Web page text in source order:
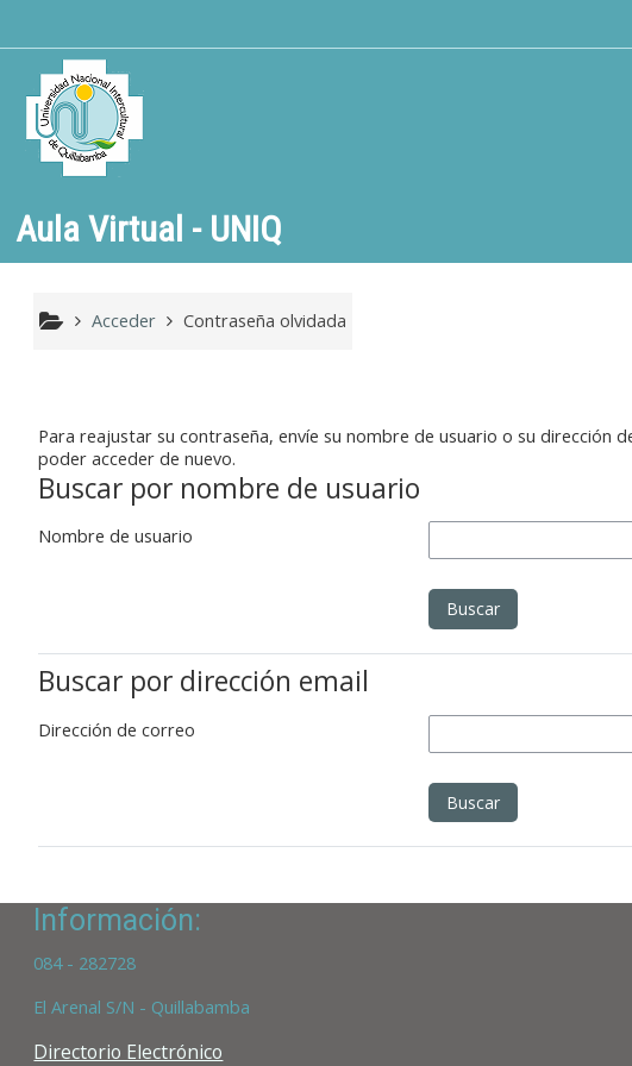
Aula Virtual - UNIQ
Acceder Contraseña olvidada
Para reajustar su contraseña, envíe su nombre de usuario o su dirección
poder acceder de nuevo.
Buscar por nombre de usuario
Nombre de usuario
Buscar por dirección email
Dirección de correo
Información:
084 - 282728
El Arenal S/N - Quillabamba
Directorio Electrónico